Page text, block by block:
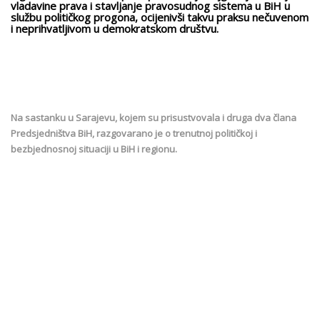
vladavine prava i stavljanje pravosudnog sistema u BiH u
službu političkog progona, ocijenivši takvu praksu nečuvenom
i neprihvatljivom u demokratskom društvu.
Na sastanku u Sarajevu, kojem su prisustvovala i druga dva člana
Predsjedništva BiH, razgovarano je o trenutnoj političkoj i
bezbjednosnoj situaciji u BiH i regionu.